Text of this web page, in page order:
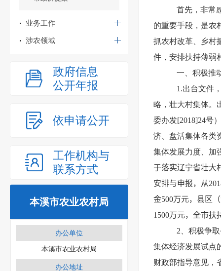
业务工作
涉农领域
政府信息
公开年报
依申请公开
工作机构与
联系方式
本溪市农业农村局
办公单位
本溪市农业农村局
办公地址
首先，非常
的重要手段，是农
抓农村改革、乡村
件，安排扶持薄弱
一、积极推
1.出台文件
略，壮大村集体。
委办发[2018]24号
济、盘活集体各类
集体发展力度、加
于落实辽宁省壮大
安排与申报，从
金500万元，县区
1500万元，全市扶
2、积极争
集体经济发展试点
财政部指导意见，